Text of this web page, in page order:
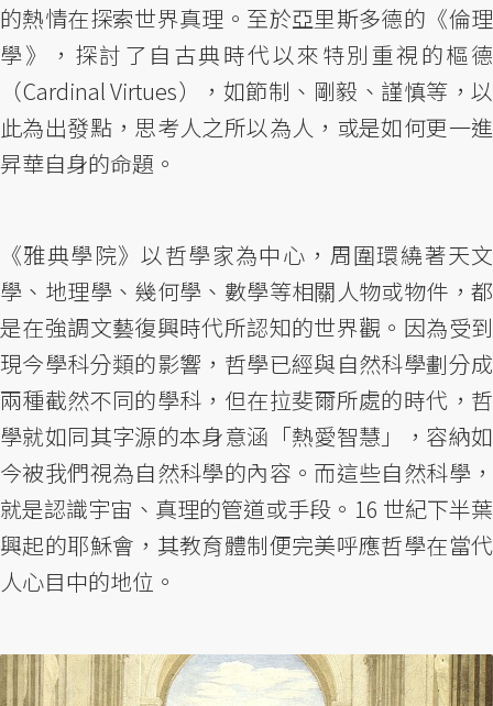
的熱情在探索世界真理。至於亞里斯多德的《倫理
學》，探討了自古典時代以來特別重視的樞德
（Cardinal Virtues），如節制、剛毅、謹慎等，以
此為出發點，思考人之所以為人，或是如何更一進
昇華自身的命題。
《雅典學院》以哲學家為中心，周圍環繞著天文
學、地理學、幾何學、數學等相關人物或物件，都
是在強調文藝復興時代所認知的世界觀。因為受到
現今學科分類的影響，哲學已經與自然科學劃分成
兩種截然不同的學科，但在拉斐爾所處的時代，哲
學就如同其字源的本身意涵「熱愛智慧」，容納如
今被我們視為自然科學的內容。而這些自然科學，
就是認識宇宙、真理的管道或手段。16 世紀下半葉
興起的耶穌會，其教育體制便完美呼應哲學在當代
人心目中的地位。